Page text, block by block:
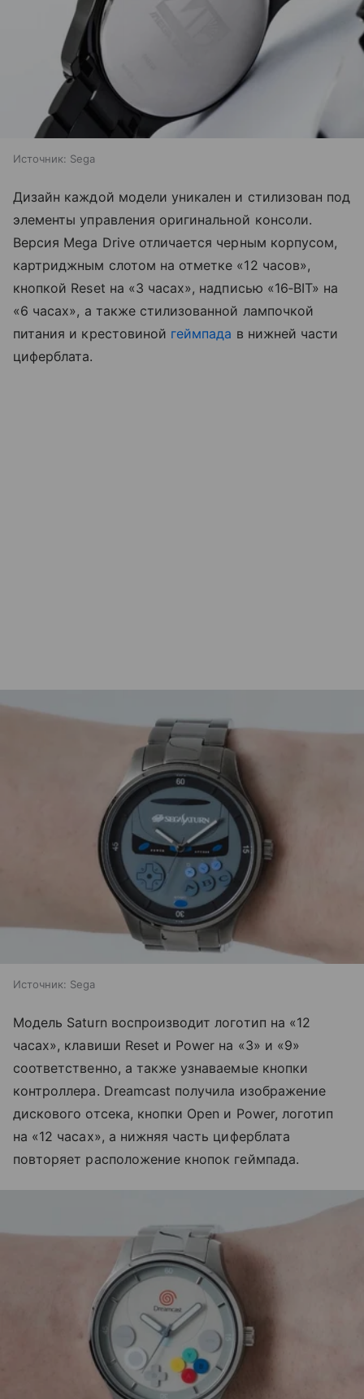
Источник: Sega
Дизайн каждой модели уникален и стилизован под
элементы управления оригинальной консоли.
Версия Mega Drive отличается черным корпусом,
картриджным слотом на отметке «12 часов»,
кнопкой Reset на «3 часах», надписью «16‑BIT» на
«6 часах», а также стилизованной лампочкой
питания и крестовиной геймпада в нижней части
циферблата.
Источник: Sega
Модель Saturn воспроизводит логотип на «12
часах», клавиши Reset и Power на «3» и «9»
соответственно, а также узнаваемые кнопки
контроллера. Dreamcast получила изображение
дискового отсека, кнопки Open и Power, логотип
на «12 часах», а нижняя часть циферблата
повторяет расположение кнопок геймпада.